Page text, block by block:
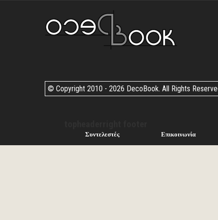
© Copyright 2010 - 2026 DecoBook. All Rights
Συντελεστές Επικοινωνία